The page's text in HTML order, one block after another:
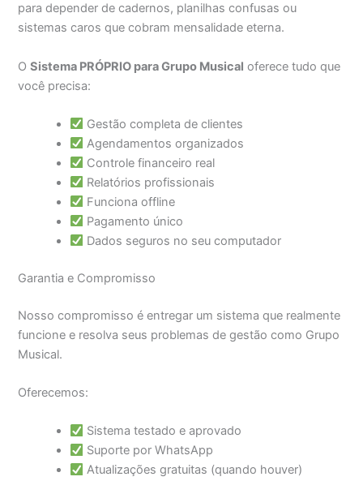
para depender de cadernos, planilhas confusas ou
sistemas caros que cobram mensalidade eterna.
OSistema PRÓPRIO para Grupo Musical oferece tudo que
você precisa:
Gestão completa de clientes
Agendamentos organizados
Controle financeiro real
Relatórios profissionais
Funciona offline
Pagamento único
Dados seguros no seu computador
Garantia e Compromisso
Nosso compromisso é entregar um sistema que realmente
funcione e resolva seus problemas de gestão como Grupo
Musical.
Oferecemos:
Sistema testado e aprovado
Suporte por WhatsApp
Atualizações gratuitas (quando houver)